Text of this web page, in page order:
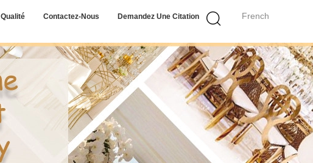
French
Contactez-Nous Demandez Une Citation